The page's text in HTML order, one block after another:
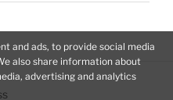
and ads, to provide social media
also share information about
advertising and analytics